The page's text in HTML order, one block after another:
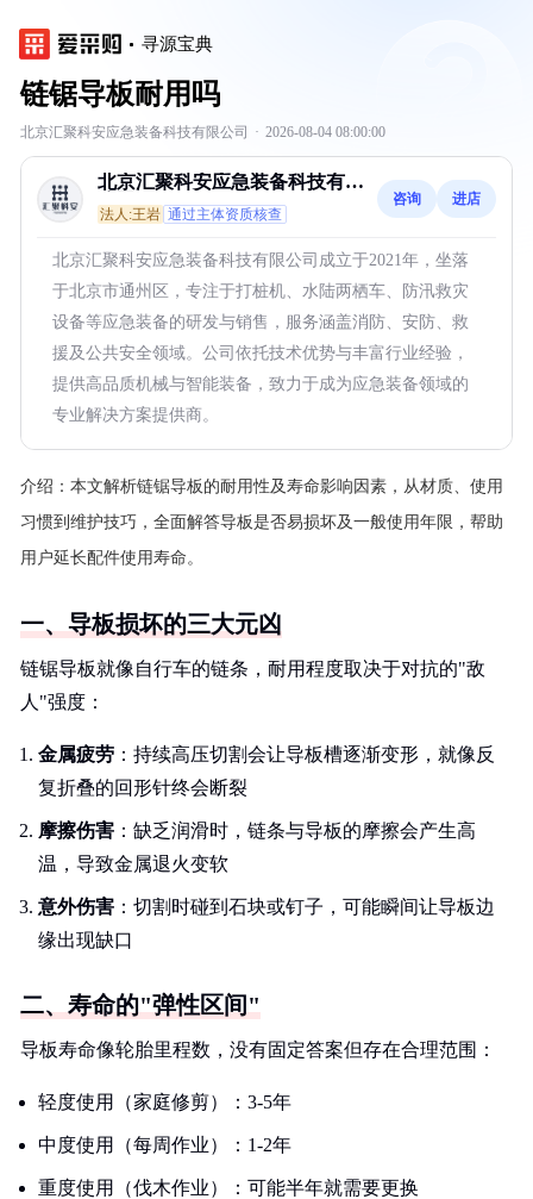
寻源宝典
链锯导板耐用吗
北京汇聚科安应急装备科技有限公司 · 2026-08-04 08:00:00
北京汇聚科安应急装备科技有限
公司
法人:王岩 通过主体资质核查
咨询 进店
北京汇聚科安应急装备科技有限公司成立于2021年，坐落
于北京市通州区，专注于打桩机、水陆两栖车、防汛救灾
设备等应急装备的研发与销售，服务涵盖消防、安防、救
援及公共安全领域。公司依托技术优势与丰富行业经验，
提供高品质机械与智能装备，致力于成为应急装备领域的
专业解决方案提供商。
介绍： 本文解析链锯导板的耐用性及寿命影响因素，从材质、使用
习惯到维护技巧，全面解答导板是否易损坏及一般使用年限，帮助
用户延长配件使用寿命。
一、导板损坏的三大元凶
链锯导板就像自行车的链条，耐用程度取决于对抗的"敌
人"强度：
金属疲劳 ：持续高压切割会让导板槽逐渐变形，就像反
复折叠的回形针终会断裂
摩擦伤害 ：缺乏润滑时，链条与导板的摩擦会产生高
温，导致金属退火变软
意外伤害 ：切割时碰到石块或钉子，可能瞬间让导板边
缘出现缺口
二、寿命的"弹性区间"
导板寿命像轮胎里程数，没有固定答案但存在合理范围：
轻度使用（家庭修剪）：3-5年
中度使用（每周作业）：1-2年
重度使用（伐木作业）：可能半年就需要更换